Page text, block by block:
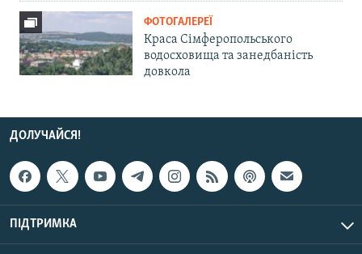
ФОТОГАЛЕРЕЇ
Краса Сімферопольського
водосховища та занедбаність
довкола
ДОЛУЧАЙСЯ!
ПІДТРИМКА